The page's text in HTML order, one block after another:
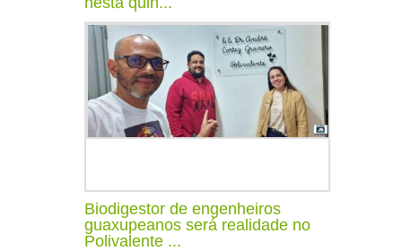
Biodigestor de engenheiros
guaxupeanos será realidade no
Polivalente ...